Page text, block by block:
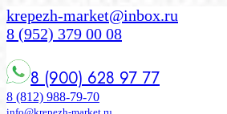
krepezh-market@inbox.ru
8 (952) 379 00 08
8 (900) 628 97 77
8 (812) 988-79-70